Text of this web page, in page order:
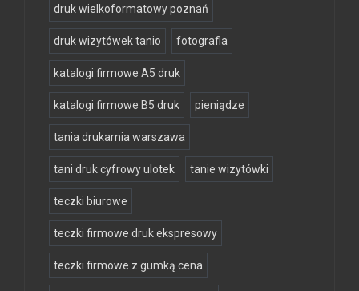
druk wielkoformatowy poznań
druk wizytówek tanio fotografia
katalogi firmowe A5 druk
katalogi firmowe B5 druk pieniądze
tania drukarnia warszawa
tani druk cyfrowy ulotek tanie wizytówki
teczki biurowe
teczki firmowe druk ekspresowy
teczki firmowe z gumką cena